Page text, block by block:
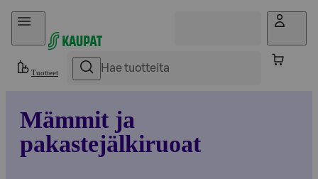
Hyppää sisältöön
Tuotteet
Mämmit ja
pakastejälkiruoat